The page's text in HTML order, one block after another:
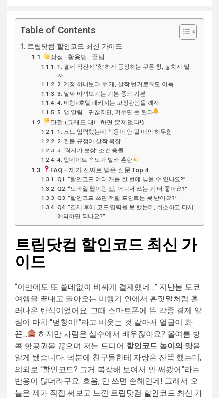
Table of Contents
트립닷컴 할인코드 최신 가이드
장점 · 활용법 · 꿀팁
1. 결제 직전에 ‘핫’하게 등장하는 쿠폰 창, 놓치지 말
자
2. 계정 하나보다 두 개, 살짝 번거로워도 이득
3. 날짜 바꿔보기는 기본 중의 기본
4. 비행+호텔 패키지는 고정관념을 깨자
5. 앱 알림… 귀찮지만, 켜두면 돈 된다
단점 (그래도 대비하면 문제없다!)
1. 코드 입력했는데 적용이 안 될 때의 허무함
2. 환불 규정이 살짝 복잡
3. ‘최저가 보장’ 조건 충돌
4. 업데이트 속도가 빨라 혼란
FAQ – 제가 진짜로 받은 질문 Top 4
Q1. “할인코드 여러 개를 한 번에 넣을 수 있나요?”
Q2. “모바일 웹이랑 앱, 어디서 쓰는 게 더 좋아요?”
Q3. “할인코드 쓰면 적립 포인트는 못 받아요?”
Q4. “결제 후에 코드 입력을 못 했는데, 취소하고 다시
예약하면 되나요?”
트립닷컴 할인코드 최신 가
이드
“이번에도 또 쓸데없이 비싸게 결제했네…” 지난봄 도쿄
여행을 끝내고 돌아오는 비행기 안에서 혼잣말처럼 흘
러나온 탄식이었어요. 그때 스마트폰에 뜬 각종 결제 알
림이 마치 “멍청이!”라고 비웃는 것 같아서 얼굴이 화
끈…
하지만 사람은 실수에서 배우잖아요? 올여름 방
콕 항공권을 끊으며 저는 드디어 할인코드 놀이의 맛을
알게 됐습니다. 덕분에 친구들한테 자랑은 잔뜩 했는데,
의외로 “할인코드? 그거 복잡해 보여서 안 써봤어”라는
반응이 많더라구요. 흐음, 안 쓰면 손해인데! 그래서 오
늘은 제가 직접 써보고 느낀 트립닷컴 할인코드 최신 가